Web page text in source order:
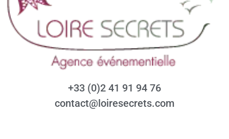
+33 (0)2 41 91 94 76
contact@loiresecrets.com